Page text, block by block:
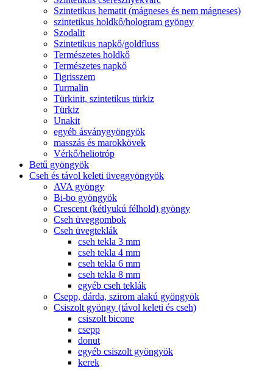
Szintetikus hematit (mágneses és nem mágneses)
szintetikus holdkő/hologram gyöngy
Szodalit
Szintetikus napkő/goldfluss
Természetes holdkő
Természetes napkő
Tigrisszem
Turmalin
Türkinit, szintetikus türkiz
Türkiz
Unakit
egyéb ásványgyöngyök
masszás és marokkövek
Vérkő/heliotróp
Betű gyöngyök
Cseh és távol keleti üveggyöngyök
AVA gyöngy
Bi-bo gyöngyök
Crescent (kétlyukú félhold) gyöngy
Cseh üveggombok
Cseh üvegteklák
cseh tekla 3 mm
cseh tekla 4 mm
cseh tekla 6 mm
cseh tekla 8 mm
egyéb cseh teklák
Csepp, dárda, szirom alakú gyöngyök
Csiszolt gyöngy (távol keleti és cseh)
csiszolt bicone
csepp
donut
egyéb csiszolt gyöngyök
kerek